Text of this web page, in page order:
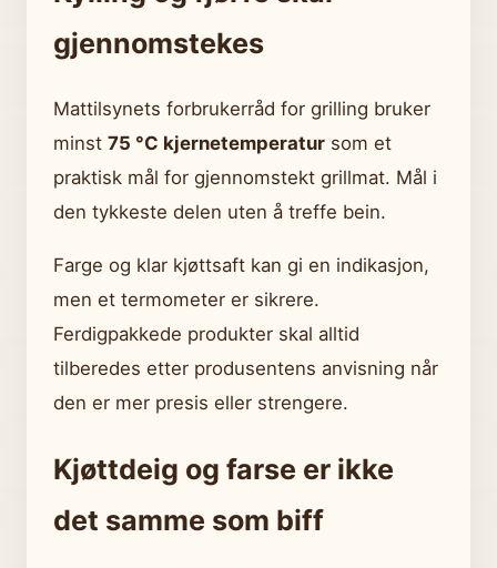
gjennomstekes
Mattilsynets forbrukerråd for grilling bruker
minst 75 °C kjernetemperatur som et
praktisk mål for gjennomstekt grillmat. Mål i
den tykkeste delen uten å treffe bein.
Farge og klar kjøttsaft kan gi en indikasjon,
men et termometer er sikrere.
Ferdigpakkede produkter skal alltid
tilberedes etter produsentens anvisning når
den er mer presis eller strengere.
Kjøttdeig og farse er ikke
det samme som biff